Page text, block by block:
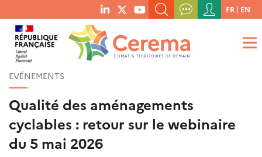
menu
social
links
RECHERCHER UN MOT-CLÉ, UNE PUBLICATION, ETC.
QUE RECHERCHEZ-VOUS ?
Menu
du
compte
de
FR EN
EVÉNEMENTS
Qualité des aménagements
cyclables : retour sur le webinaire
du 5 mai 2026